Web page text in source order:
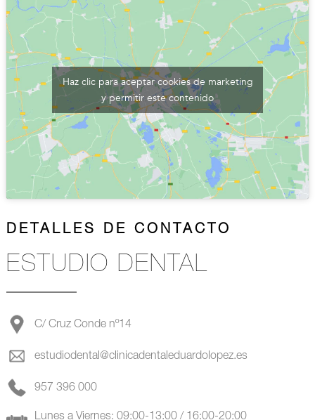
Haz clic para aceptar cookies de marketing
y permitir este contenido
DETALLES DE CONTACTO
ESTUDIO DENTAL
C/ Cruz Conde nº14
estudiodental@clinicadentaleduardolopez.es
957 396 000
Lunes a Viernes: 09:00-13:00 / 16:00-20:00